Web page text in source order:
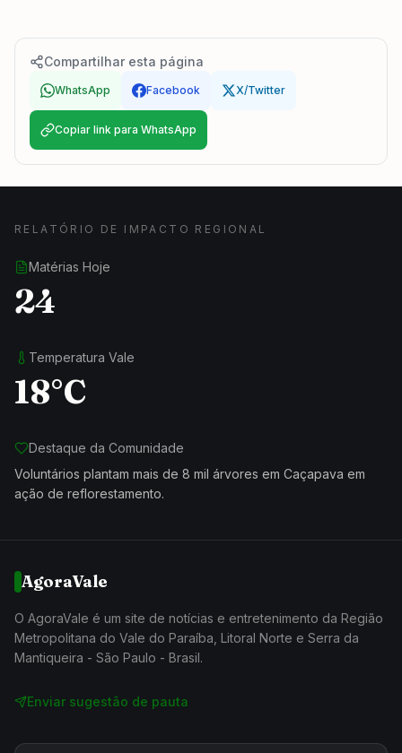
Compartilhar esta página
WhatsApp Facebook X/Twitter
Copiar link para WhatsApp
RELATÓRIO DE IMPACTO REGIONAL
Matérias Hoje
24
Temperatura Vale
18°C
Destaque da Comunidade
Voluntários plantam mais de 8 mil árvores em Caçapava em
ação de reflorestamento.
AgoraVale
O AgoraVale é um site de notícias e entretenimento da Região
Metropolitana do Vale do Paraíba, Litoral Norte e Serra da
Mantiqueira - São Paulo - Brasil.
Enviar sugestão de pauta